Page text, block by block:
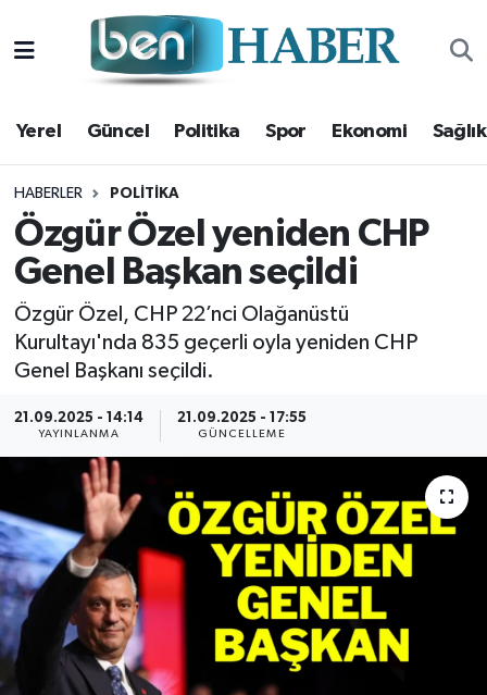
Yerel Güncel Politika Spor Ekonomi Sağlık
HABERLER POLITIKA
Özgür Özel yeniden CHP
Genel Başkan seçildi
Özgür Özel, CHP 22’nci Olağanüstü
Kurultayı'nda 835 geçerli oyla yeniden CHP
Genel Başkanı seçildi.
21.09.2025 - 14:14
YAYINLANMA
21.09.2025 - 17:55
GÜNCELLEME
Yerel
Güncel
Politika
Spor
Ekonomi
Sağlık
Magazin
Kültür Sanat
Resmi Reklam
Röportajlar
Hava Durumu
Trafik Durumu
Süper Lig Puan Durumu ve Fikstür
Tüm Manşetler
Son Dakika Haberleri
Haber Arşivi